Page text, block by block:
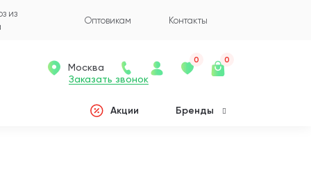
из
Оптовикам Контакты
Заказать звонок
Москва
0 0
Акции Бренды